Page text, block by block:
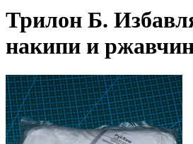
Трилон Б.
накипи и